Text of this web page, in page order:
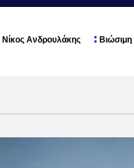
Νίκος Ανδρουλάκης